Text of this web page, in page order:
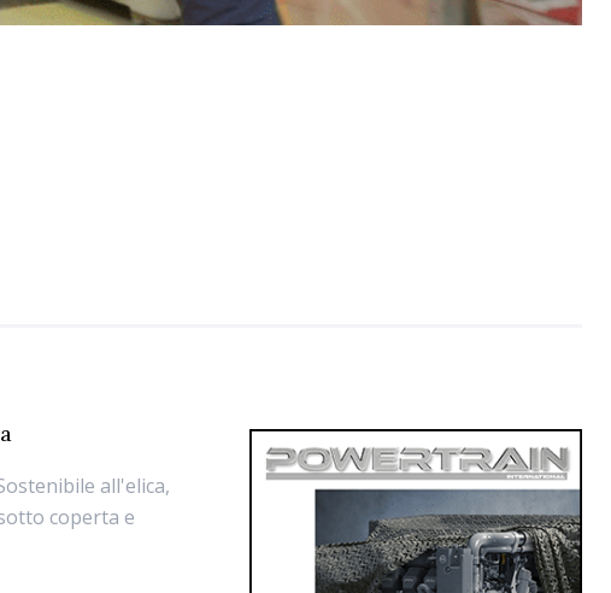
all'elica,
coperta e